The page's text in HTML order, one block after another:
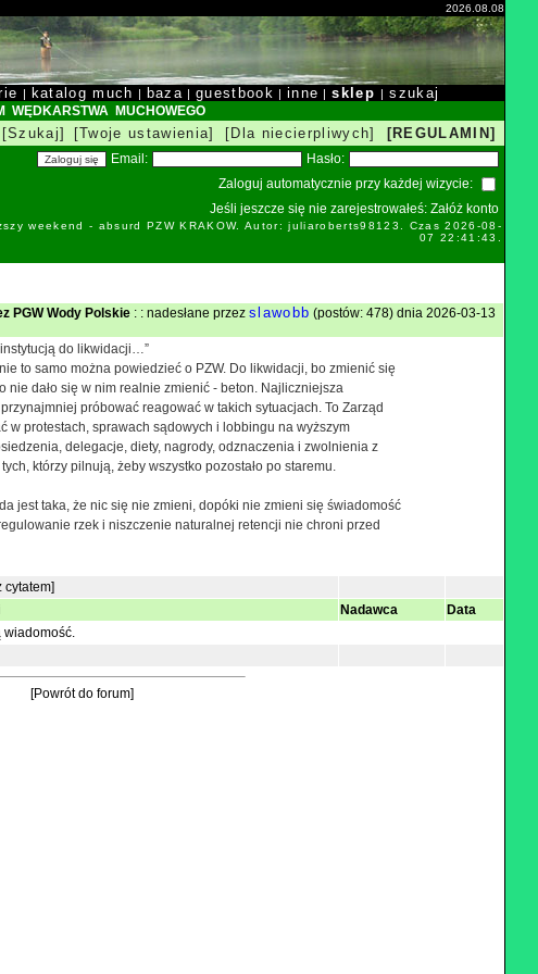
2026.08.08
| katalog much | baza | guestbook | inne |sklep |szukaj
WĘDKARSTWA MUCHOWEGO
[Szukaj] [Twoje ustawienia] [Dla niecierpliwych] [REGULAMIN]
Email:
Hasło:
Zaloguj automatycznie przy każdej wizycie:
Jeśli jeszcze się nie zarejestrowałeś: Załóż konto
weekend - absurd PZW KRAKOW. Autor: juliaroberts98123. Czas 2026-08-
07 22:41:43.
PGW Wody Polskie : : nadesłane przez slawobb (postów: 478) dnia 2026-03-13
do likwidacji…”
to samo można powiedzieć o PZW. Do likwidacji, bo zmienić się
nie dało się w nim realnie zmienić - beton. Najliczniejsza
próbować reagować w takich sytuacjach. To Zarząd
w protestach, sprawach sądowych i lobbingu na wyższym
delegacje, diety, nagrody, odznaczenia i zwolnienia z
którzy pilnują, żeby wszystko pozostało po staremu.
jest taka, że nic się nie zmieni, dopóki nie zmieni się świadomość
rzek i niszczenie naturalnej retencji nie chroni przed
cytatem]
Nadawca
Data
wiadomość.
[Powrót do forum]